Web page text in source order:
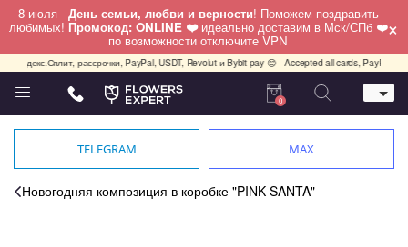
8 июля - День семьи, любви и верности! Поможем поздравить
любимых! Промокод: ONLINE ❤️ идеально доставим в Мск/СПб ❤️
по возможности отключите VPN ×
рассрочки, PayPal, USDT, Revolut и Bybit pay 😊 Accepted all cards, PayPal,
Телефон
+7 (495) 982-55-05
0
TELEGRAM MAX
Новогодняя композиция в коробке "PINK SANTA"